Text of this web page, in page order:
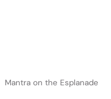
Mantra on the Esplanade